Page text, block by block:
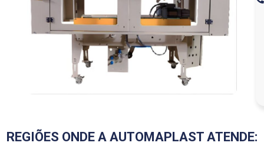
REGIÕES ONDE A AUTOMAPLAST ATENDE: